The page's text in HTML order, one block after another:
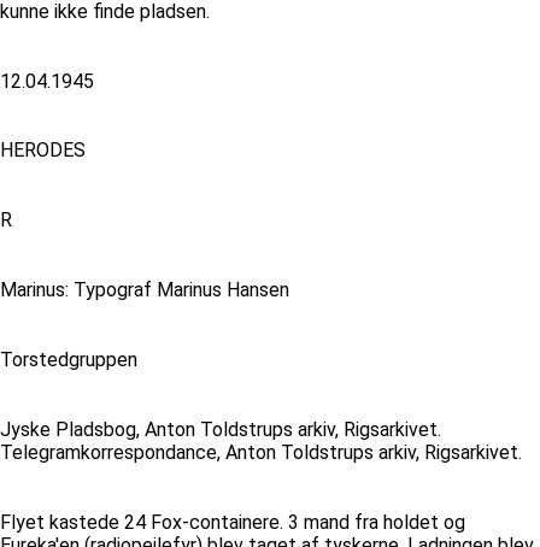
kunne ikke finde pladsen.
12.04.1945
HERODES
R
Marinus: Typograf Marinus Hansen
Torstedgruppen
Jyske Pladsbog, Anton Toldstrups arkiv, Rigsarkivet.
Telegramkorrespondance, Anton Toldstrups arkiv, Rigsarkivet.
Flyet kastede 24 Fox-containere. 3 mand fra holdet og